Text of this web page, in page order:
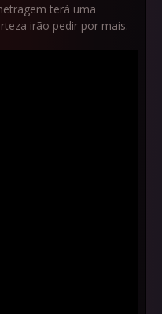
terá uma
irão pedir por mais.